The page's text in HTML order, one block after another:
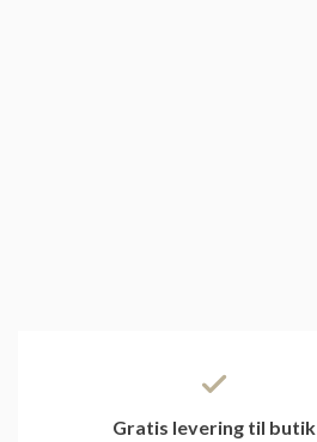
Gratis levering til butik